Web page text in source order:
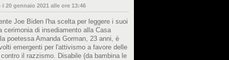
il 20 gennaio 2021 alle ore 13:46
Joe Biden l'ha scelta per leggere i suoi
cerimonia di insediamento alla Casa
poetessa Amanda Gorman, 23 anni, è
emergenti per l'attivismo a favore delle
il razzismo. Disabile (da bambina le